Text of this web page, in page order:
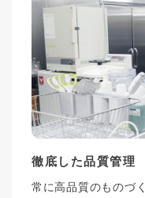
徹底した品質管理
常に高品質のものづ